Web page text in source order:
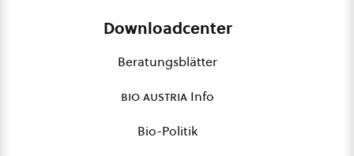
Downloadcenter
Beratungsblätter
bio austria Info
Bio-Politik